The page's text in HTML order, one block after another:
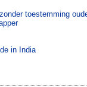
toestemming
in India